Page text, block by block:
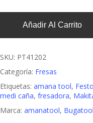
Añadir Al Carrito
SKU: PT41202
Categoría: Fresas
Etiquetas: amana tool,
medi caña, fresadora,
Marca: amanatool, Bugatool